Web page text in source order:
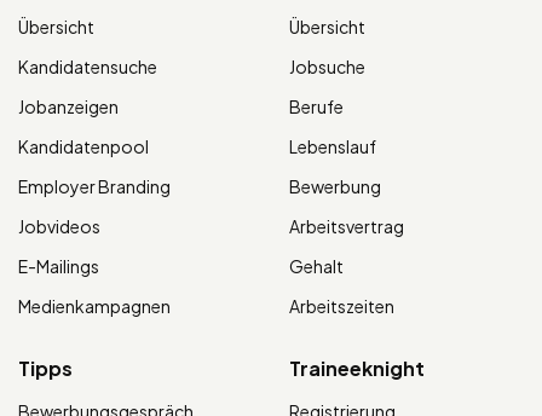
Übersicht
Kandidatensuche
Jobanzeigen
Kandidatenpool
Employer Branding
Jobvideos
E-Mailings
Medienkampagnen
Übersicht
Jobsuche
Berufe
Lebenslauf
Bewerbung
Arbeitsvertrag
Gehalt
Arbeitszeiten
Tipps
Bewerbungsgespräch
Traineeknight
Registrierung